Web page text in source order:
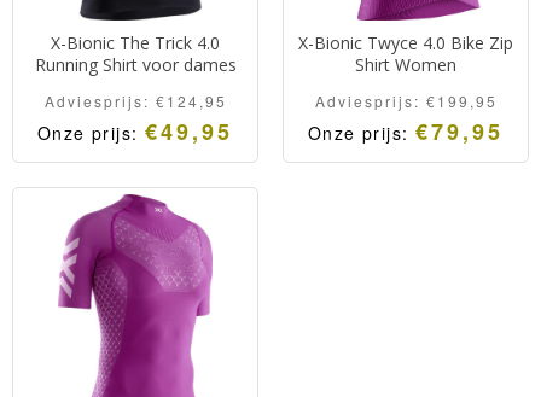
X-Bionic The Trick 4.0
Running Shirt voor dames
Adviesprijs: €124,95
Onze prijs: €49,95
X-Bionic Twyce 4.0 Bike Zip
Shirt Women
Adviesprijs: €199,95
Onze prijs: €79,95